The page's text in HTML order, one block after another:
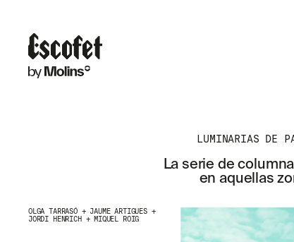
LUMINARIAS DE
La serie de
en aquellas
OLGA TARRASÓ + JAUME ARTIGUES +
JORDI HENRICH + MIQUEL ROIG